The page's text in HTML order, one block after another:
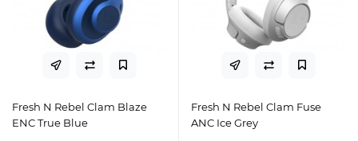
Fresh N Rebel Clam Blaze
ENC True Blue
Fresh N Rebel Clam Fuse
ANC Ice Grey